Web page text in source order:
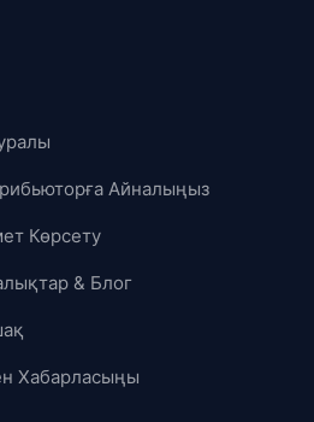
Айналыңыз
Көрсету
& Блог
Хабарласыңы